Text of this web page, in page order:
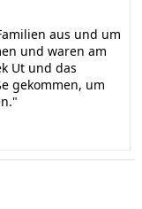
aus und um
und waren am
Ut und das
gekommen, um